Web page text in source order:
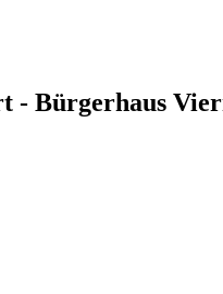
- Bürgerhaus